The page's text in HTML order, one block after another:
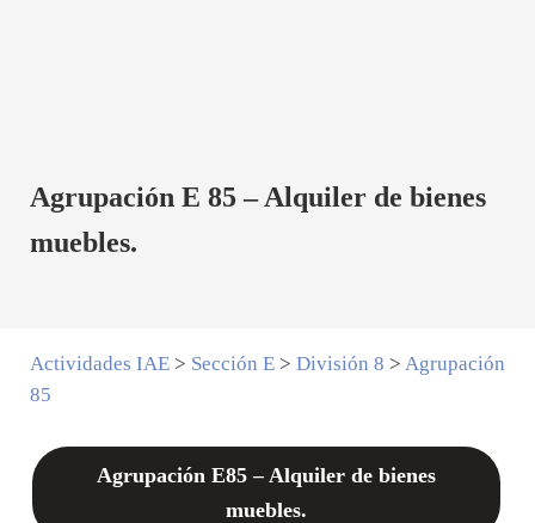
Agrupación E 85 – Alquiler de bienes
muebles.
Actividades IAE> Sección E> División 8 > Agrupación
85
Agrupación E85 – Alquiler de bienes
muebles.